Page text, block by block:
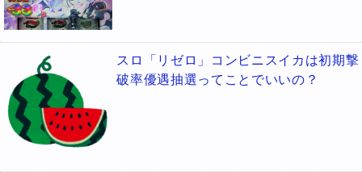
スロ「リゼロ」コンビニスイカは初期撃
破率優遇抽選ってことでいいの？